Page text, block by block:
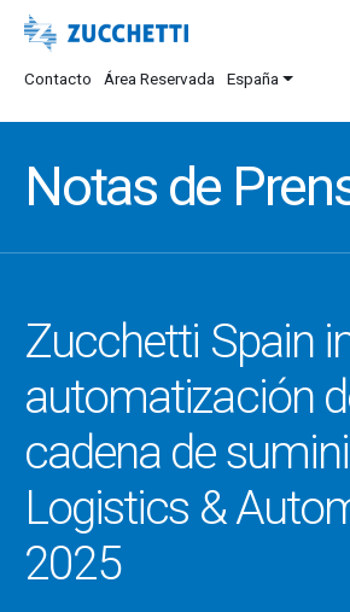
Contacto Área Reservada España
Notas de
Zucchetti Spain
automatización
cadena de
Logistics &
2025